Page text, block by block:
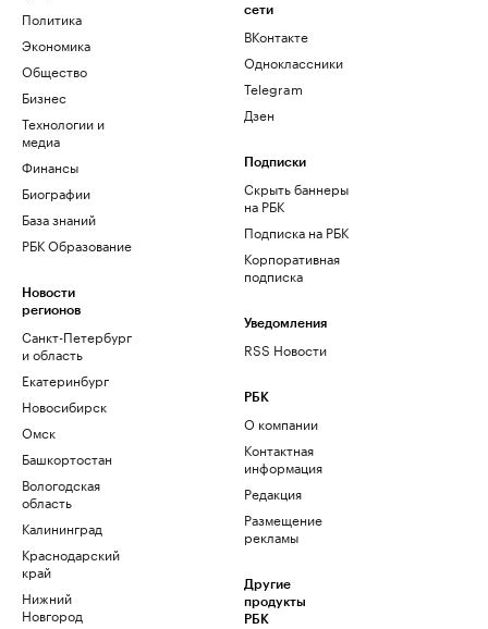
Политика
Экономика
Общество
Бизнес
Технологии и
медиа
Финансы
Биографии
База знаний
РБК Образование
Новости
регионов
Санкт-Петербург
и область
Екатеринбург
Новосибирск
Омск
Башкортостан
Вологодская
область
Калининград
Краснодарский
край
Нижний
Новгород
сети
ВКонтакте
Одноклассники
Telegram
Дзен
Подписки
Скрыть баннеры
на РБК
Подписка на РБК
Корпоративная
подписка
Уведомления
RSS Новости
РБК
О компании
Контактная
информация
Редакция
Размещение
рекламы
Другие
продукты
РБК